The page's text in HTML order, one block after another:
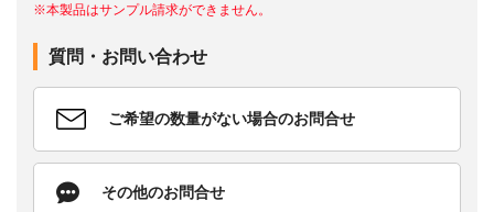
※本製品はサンプル請求ができません。
質問・お問い合わせ
ご希望の数量がない場合のお問合せ
その他のお問合せ